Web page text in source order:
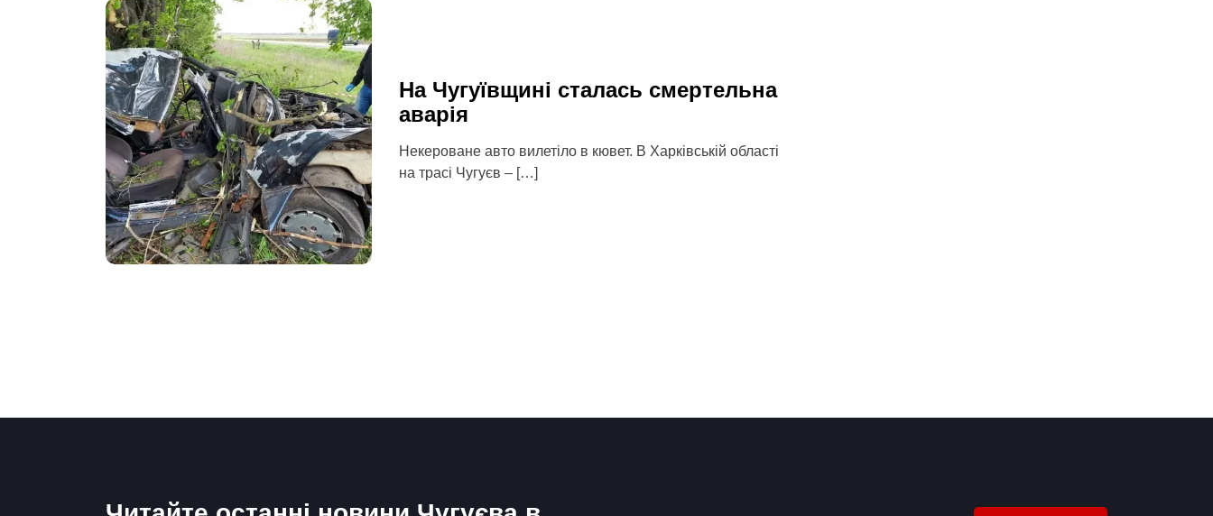
На Чугуївщині сталась смертельна
аварія
Некероване авто вилетіло в кювет. В Харківській області
на трасі Чугуєв – […]